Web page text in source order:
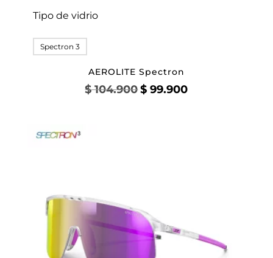
Tipo de vidrio
Spectron 3
AEROLITE Spectron
$104.900El
$ 99.900El